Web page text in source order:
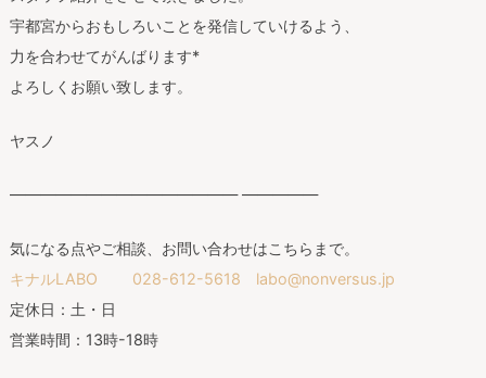
宇都宮からおもしろいことを発信していけるよう、
力を合わせてがんばります*
よろしくお願い致します。
ヤスノ
——————————————— —————
気になる点やご相談、お問い合わせはこちらまで。
キナルLABO 028-612-5618 labo@nonversus.jp
定休日：土・日
営業時間：13時-18時